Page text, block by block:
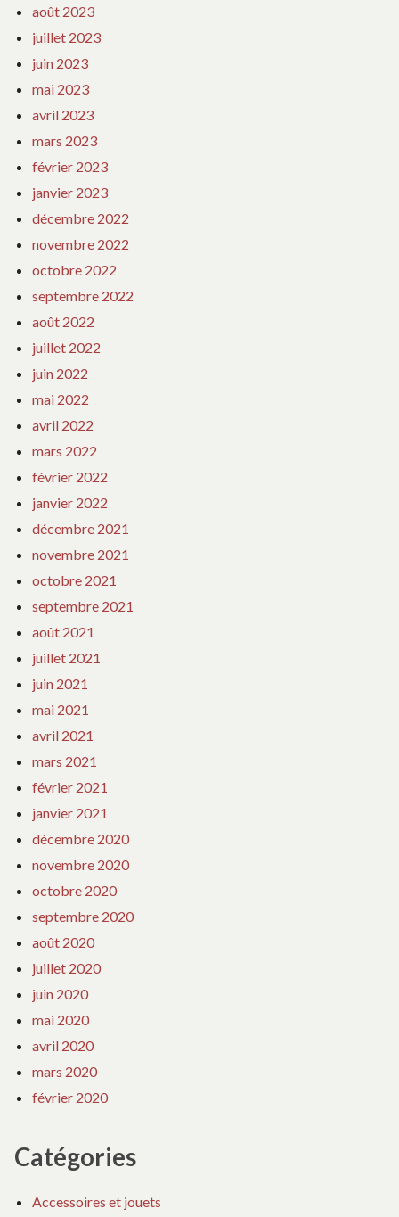
août 2023
juillet 2023
juin 2023
mai 2023
avril 2023
mars 2023
février 2023
janvier 2023
décembre 2022
novembre 2022
octobre 2022
septembre 2022
août 2022
juillet 2022
juin 2022
mai 2022
avril 2022
mars 2022
février 2022
janvier 2022
décembre 2021
novembre 2021
octobre 2021
septembre 2021
août 2021
juillet 2021
juin 2021
mai 2021
avril 2021
mars 2021
février 2021
janvier 2021
décembre 2020
novembre 2020
octobre 2020
septembre 2020
août 2020
juillet 2020
juin 2020
mai 2020
avril 2020
mars 2020
février 2020
Catégories
Accessoires et jouets